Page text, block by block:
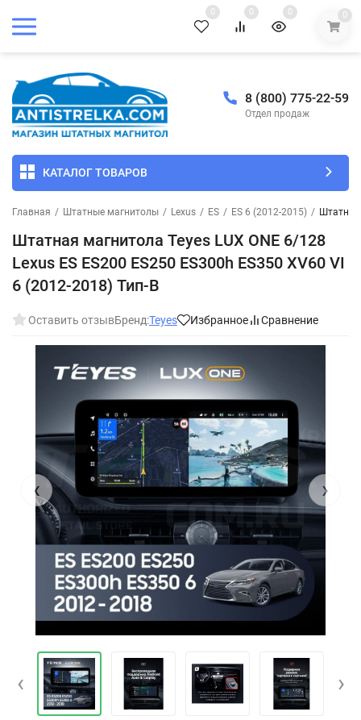
0 0 0 0
8 (800) 775-22-59
Отдел продаж
КАТАЛОГ ТОВАРОВ
Главная / Штатные магнитолы / Lexus / ES / ES 6 (2012-2015) / Штатная
Штатная магнитола Teyes LUX ONE 6/128
Lexus ES ES200 ES250 ES300h ES350 XV60 VI
6 (2012-2018) Тип-B
Оставить отзывБренд:Teyes Избранное Сравнение
‹ ›
‹ ›